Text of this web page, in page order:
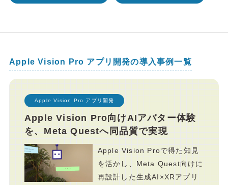
Apple Vision Pro アプリ開発の導入事例一覧
Apple Vision Pro アプリ開発
Apple Vision Pro向けAIアバター体験
を、Meta Questへ同品質で実現
Apple Vision Proで得た知見
を活かし、Meta Quest向けに
再設計した生成AI×XRアプリ